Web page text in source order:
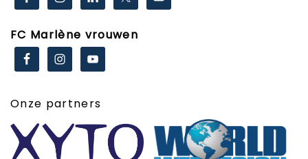
FC Marlène vrouwen
Onze partners